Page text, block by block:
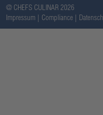
@ CHEFS CULINAR 2026
Impressum
Compliance